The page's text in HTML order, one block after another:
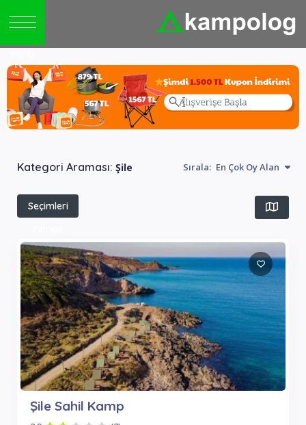
Kategori Araması: Şile Sırala: En Çok Oy Alan
Seçimleri
Şile Sahil Kamp